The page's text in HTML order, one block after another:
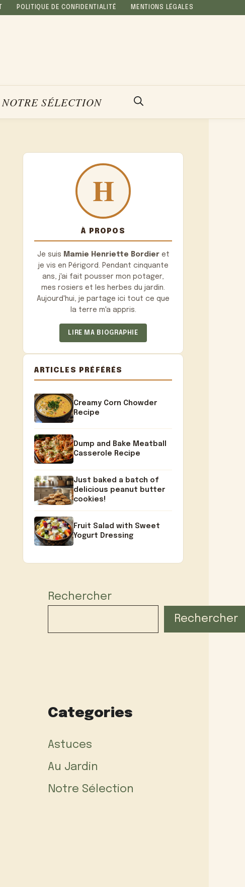
POLITIQUE DE CONFIDENTIALITÉ MENTIONS LÉGALES
NOTRE SÉLECTION
À PROPOS
Je suis Mamie Henriette Bordieret
je vis en Périgord. Pendant cinquante
ans, j'ai fait pousser mon potager,
mes rosiers et les herbes du jardin.
Aujourd'hui, je partage ici tout ce que
la terre m'a appris.
LIRE MA BIOGRAPHIE
ARTICLES PRÉFÉRÉS
Creamy Corn Chowder
Recipe
Dump and Bake Meatball
Casserole Recipe
Just baked a batch of
delicious peanut butter
cookies!
Fruit Salad with Sweet
Yogurt Dressing
Rechercher
Rechercher
Categories
Astuces
Au Jardin
Notre Sélection